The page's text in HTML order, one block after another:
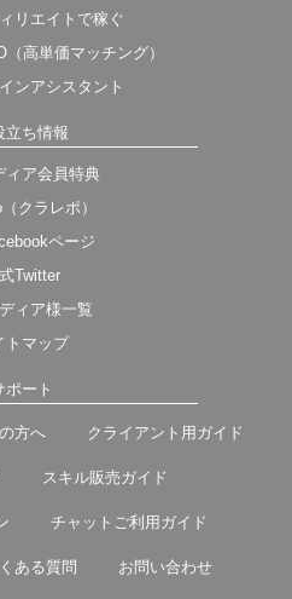
リエイトで稼ぐ
高単価マッチング）
ンアシスタント
立ち情報
ィア会員特典
クラレポ）
ページ
Twitter
ィア様一覧
トマップ
ポート
方へ クライアント用ガイド
スキル販売ガイド
チャットご利用ガイド
ある質問 お問い合わせ